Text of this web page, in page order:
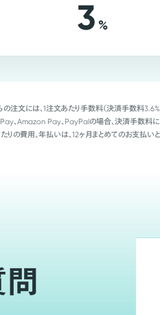
3 %
の注文には、1注文あたり手数料（決済手数料
、Amazon Pay、PayPalの場合、決済手数料に
りの費用。年払いは、12ヶ月まとめてのお支払い
問